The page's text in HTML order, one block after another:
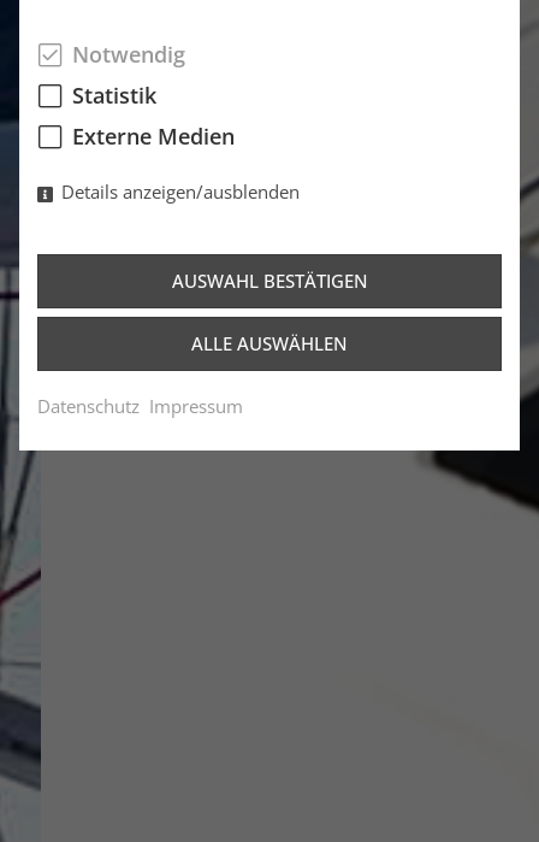
Notwendig
Statistik
Externe Medien
Details anzeigen/ausblenden
AUSWAHL BESTÄTIGEN
ALLE AUSWÄHLEN
Datenschutz Impressum